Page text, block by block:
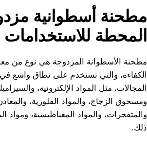
مطحنة أسطوانية
المحطة للاستخدامات
مطحنة الأسطوانة المزدوجة هي نوع من
الكفاءة، والتي تستخدم على نطاق واسع
المجالات، مثل المواد الإلكترونية،
ومسحوق الزجاج، والمواد الفلورية،
والمتفجرات، والمواد المغناطيسية، ومواد
ذلك.